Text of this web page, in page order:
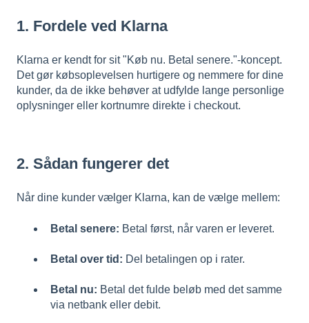
1. Fordele ved Klarna
Klarna er kendt for sit "Køb nu. Betal senere."-koncept.
Det gør købsoplevelsen hurtigere og nemmere for dine
kunder, da de ikke behøver at udfylde lange personlige
oplysninger eller kortnumre direkte i checkout.
2. Sådan fungerer det
Når dine kunder vælger Klarna, kan de vælge mellem:
Betal senere: Betal først, når varen er leveret.
Betal over tid: Del betalingen op i rater.
Betal nu: Betal det fulde beløb med det samme
via netbank eller debit.